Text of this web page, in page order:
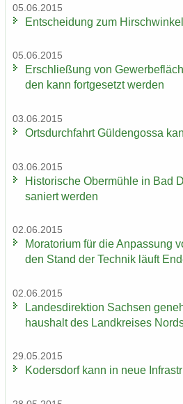
05.06.2015
Ent­schei­dung zum
05.06.2015
Er­schlie­ßung von
den kann fort­ge­setzt wer­den
03.06.2015
Orts­durch­fahrt Gül­den­gos­sa
03.06.2015
His­to­ri­sche Ober­müh­le in Bad
sa­niert wer­den
02.06.2015
Mo­ra­to­ri­um für die An­pas­sung
den Stand der Tech­nik läuft
02.06.2015
Lan­des­di­rek­ti­on Sach­sen
haus­halt des Land­krei­ses
29.05.2015
Ko­ders­dorf kann in neue